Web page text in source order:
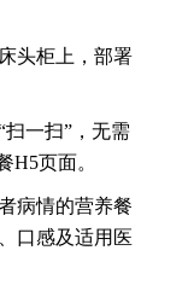
头柜上，部署
一扫”，无需
H5页面。
病情的营养餐
口感及适用医